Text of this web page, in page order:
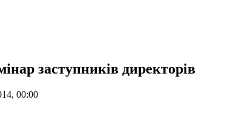
заступників директорів
00:00